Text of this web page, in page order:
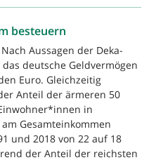
besteuern
Aussagen der Deka-
deutsche Geldvermögen
Euro. Gleichzeitig
Anteil der ärmeren 50
in
Gesamteinkommen
und 2018 von 22 auf 18
der Anteil der reichsten